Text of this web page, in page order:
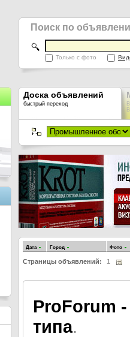
Поиск по
Только с фото
Доска объявлений
быстрый переход
Дата Город Фото
Страницы объявлений: 1
ProForum
типа.